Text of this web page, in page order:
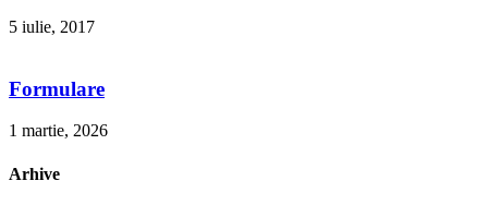
5 iulie, 2017
Formulare
1 martie, 2026
Arhive